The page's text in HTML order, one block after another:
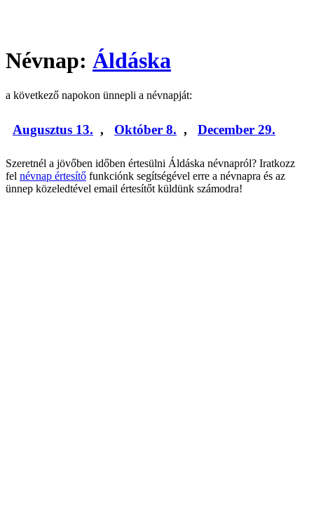
Névnap: Áldáska
a következő napokon ünnepli a névnapját:
Augusztus 13. , Október 8. , December 29.
Szeretnél a jövőben időben értesülni Áldáska névnapról? Iratkozz
fel névnap értesítő funkciónk segítségével erre a névnapra és az
ünnep közeledtével email értesítőt küldünk számodra!